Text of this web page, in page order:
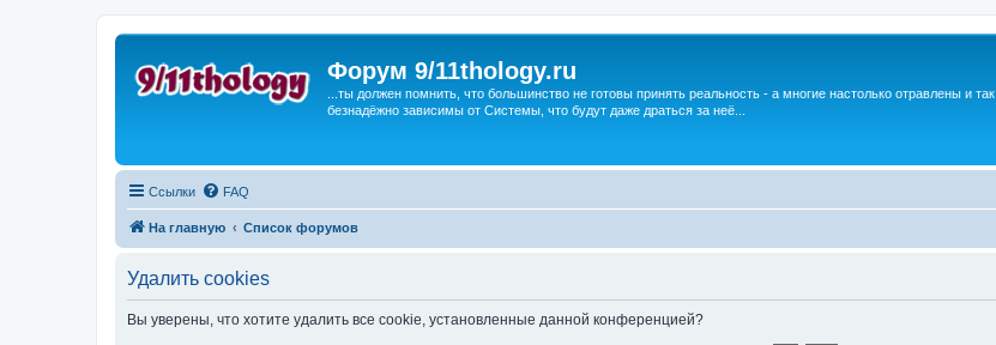
Форум 9/11thology.ru
...ты должен помнить, что большинство не готовы принять реальность - а многие настолько отравлены и так
безнадёжно зависимы от Системы, что будут даже драться за неё...
Ссылки FAQ
На главную Список форумов
Удалить cookies
Вы уверены, что хотите удалить все cookie, установленные данной конференцией?